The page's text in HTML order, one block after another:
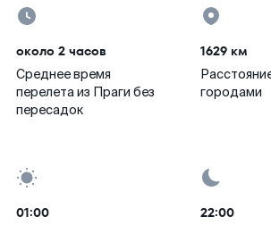
около 2 часов
Среднее время
перелета из Праги без
пересадок
1629 км
городами
01:00 22:00